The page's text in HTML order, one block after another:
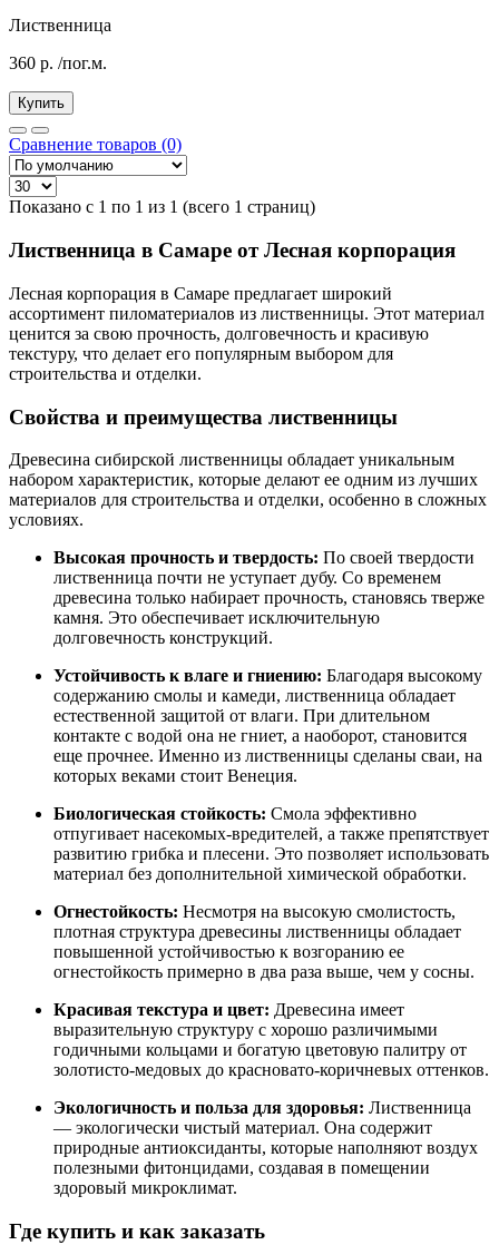
Лиственница
360 р. /пог.м.
Купить
Сравнение товаров (0)
Показано с 1 по 1 из 1 (всего 1 страниц)
Лиственница в Самаре от Лесная корпорация
Лесная корпорация в Самаре предлагает широкий
ассортимент пиломатериалов из лиственницы. Этот материал
ценится за свою прочность, долговечность и красивую
текстуру, что делает его популярным выбором для
строительства и отделки.
Свойства и преимущества лиственницы
Древесина сибирской лиственницы обладает уникальным
набором характеристик, которые делают ее одним из лучших
материалов для строительства и отделки, особенно в сложных
условиях.
Высокая прочность и твердость: По своей твердости
лиственница почти не уступает дубу. Со временем
древесина только набирает прочность, становясь тверже
камня. Это обеспечивает исключительную
долговечность конструкций.
Устойчивость к влаге и гниению: Благодаря высокому
содержанию смолы и камеди, лиственница обладает
естественной защитой от влаги. При длительном
контакте с водой она не гниет, а наоборот, становится
еще прочнее. Именно из лиственницы сделаны сваи, на
которых веками стоит Венеция.
Биологическая стойкость: Смола эффективно
отпугивает насекомых-вредителей, а также препятствует
развитию грибка и плесени. Это позволяет использовать
материал без дополнительной химической обработки.
Огнестойкость: Несмотря на высокую смолистость,
плотная структура древесины лиственницы обладает
повышенной устойчивостью к возгоранию ее
огнестойкость примерно в два раза выше, чем у сосны.
Красивая текстура и цвет: Древесина имеет
выразительную структуру с хорошо различимыми
годичными кольцами и богатую цветовую палитру от
золотисто-медовых до красновато-коричневых оттенков.
Экологичность и польза для здоровья: Лиственница
— экологически чистый материал. Она содержит
природные антиоксиданты, которые наполняют воздух
полезными фитонцидами, создавая в помещении
здоровый микроклимат.
Где купить и как заказать